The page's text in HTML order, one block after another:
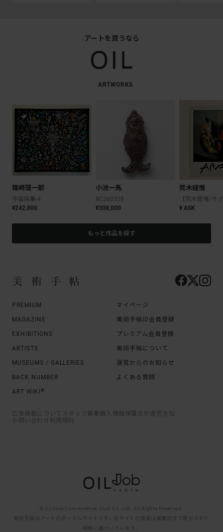
アートを買うなら
ARTWORKS
篠崎理一郎
宇宙採集-4
¥242,000
小池一馬
BC260329
¥308,000
荒木経惟
¥ ASK
もっと作品を探す
PREMIUM
MAGAZINE
EXHIBITIONS
ARTISTS
MUSEUMS / GALLERIES
BACK NUMBER
ART WIKI ®
マイページ
美術手帖ID会員登録
プレミアム会員登録
美術手帖について
運営からのお知らせ
よくある質問
広告掲載について スタッフ募集 個人情報保護方針
運営会社
お問い合わせ
利用規約
© Culture Convenience Club Co.,Ltd. All Rights Reserved.
美術手帖はアートのポータルサイトです。当サイトの情報は編集部まで寄せられた
情報に基づいています。